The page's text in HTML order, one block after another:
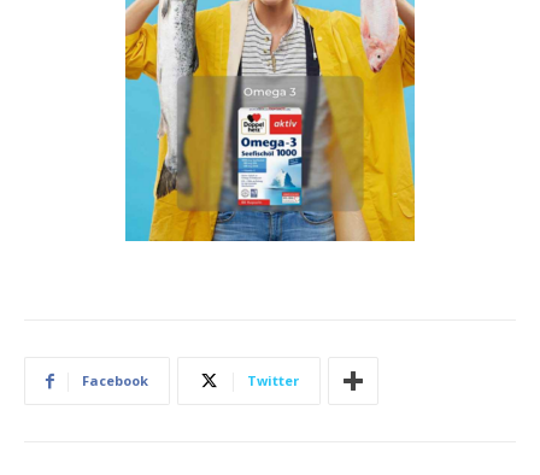
Facebook Twitter